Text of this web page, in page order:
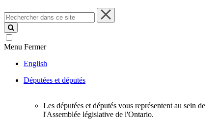
Rechercher
dans
ce
site
Menu Fermer
English
Députées et députés
Les députées et députés vous représentent au sein de
l'Assemblée législative de l'Ontario.